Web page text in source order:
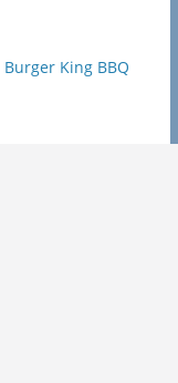
Burger King BBQ